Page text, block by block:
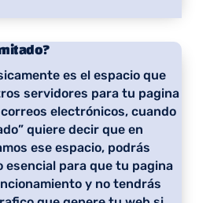
es el espacio que
servidores para tu pagina
electrónicos, cuando
quiere decir que en
ese espacio, podrás
para que tu pagina
y no tendrás